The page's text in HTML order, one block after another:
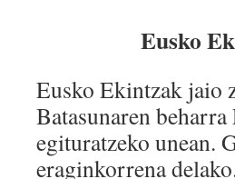
Eusko
Eusko Ekintzak jaio
Batasunaren
egituratzeko unean.
eraginkorrena